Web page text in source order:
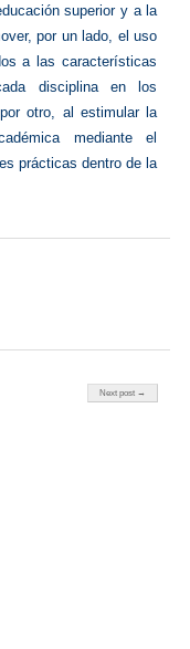
superior y a la
por un lado, el uso
a las características
disciplina en los
otro, al estimular la
mediante el
prácticas dentro de la
Next post →